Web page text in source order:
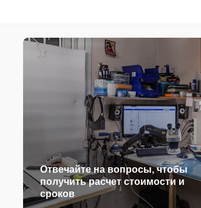
Отвечайте на вопросы, чтобы
получить расчет стоимости и
сроков